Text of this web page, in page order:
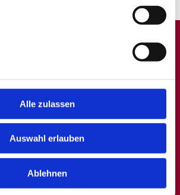
Alle zulassen
Auswahl erlauben
Ablehnen
P Q
X Y Z 0-9
Beliebte Kategorien
Hilfskräfte, Aushilfs- und